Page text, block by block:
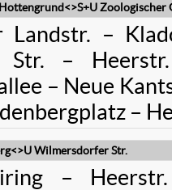
Zoologischer
Landstr. –
Str. –
– Neue
–
Wilmersdorfer Str.
–